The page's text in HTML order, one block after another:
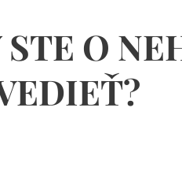
STE O